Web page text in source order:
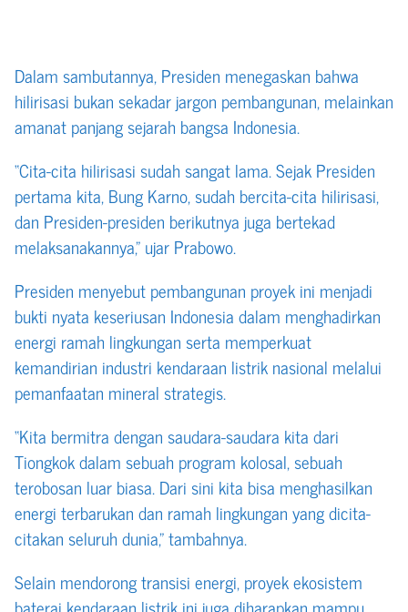
Dalam sambutannya, Presiden menegaskan bahwa
hilirisasi bukan sekadar jargon pembangunan, melainkan
amanat panjang sejarah bangsa Indonesia.
“Cita-cita hilirisasi sudah sangat lama. Sejak Presiden
pertama kita, Bung Karno, sudah bercita-cita hilirisasi,
dan Presiden-presiden berikutnya juga bertekad
melaksanakannya,” ujar Prabowo.
Presiden menyebut pembangunan proyek ini menjadi
bukti nyata keseriusan Indonesia dalam menghadirkan
energi ramah lingkungan serta memperkuat
kemandirian industri kendaraan listrik nasional melalui
pemanfaatan mineral strategis.
“Kita bermitra dengan saudara-saudara kita dari
Tiongkok dalam sebuah program kolosal, sebuah
terobosan luar biasa. Dari sini kita bisa menghasilkan
energi terbarukan dan ramah lingkungan yang dicita-
citakan seluruh dunia,” tambahnya.
Selain mendorong transisi energi, proyek ekosistem